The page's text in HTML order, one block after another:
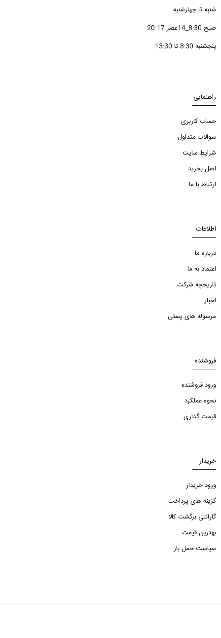
شنبه تا چهارشنبه
صبح 8:30_14عصر 17-20
پنجشنبه 8:30 تا 13:30
راهنمایی
حساب کاربری
سوالات متداول
شرایط سایت
اصل بخرید
ارتباط با ما
اطلاعات
درباره ما
اعتماد به ما
تاریخچه شرکت
اخبار
مرسوله های پستی
فروشنده
ورود فروشنده
نحوه عملکرد
قیمت گذاری
خریدار
ورود خریدار
گزینه های پرداخت
گارانتی برگشت کالا
بهترین قیمت
سیاست حمل بار